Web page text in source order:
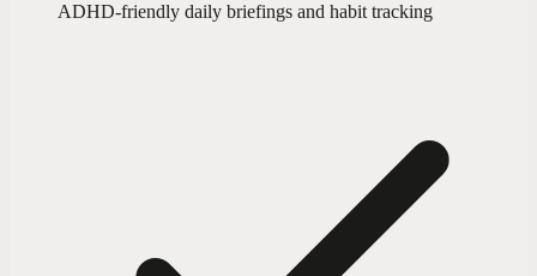
ADHD-friendly daily briefings and habit tracking